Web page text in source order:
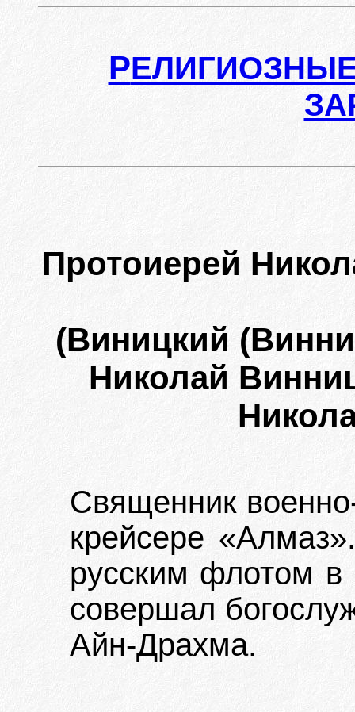
Р
Протоиерей
(Виницкий
Николай
Священник
крейсере
русским флотом в
совершал
Айн-Драхма.